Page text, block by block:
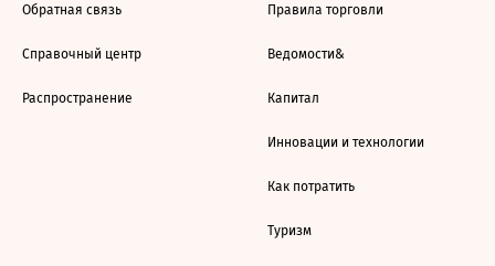
Обратная связь
Справочный центр
Распространение
Правила торговли
Ведомости&
Капитал
Инновации и технологии
Как потратить
Туризм